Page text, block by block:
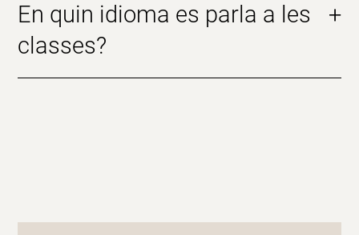
En quin idioma es parla a les
classes?
+